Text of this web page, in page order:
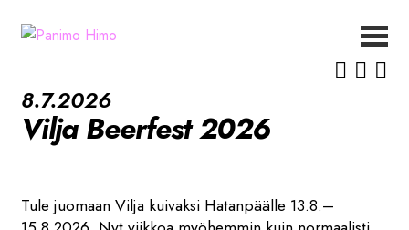
Siirry
Siirry
UUTISET
OLUET
YHTEYSTIEDOT
8.7.2026
Vilja Beerfest 2026
Tule juomaan Vilja kuivaksi Hatanpäälle 13.8.–